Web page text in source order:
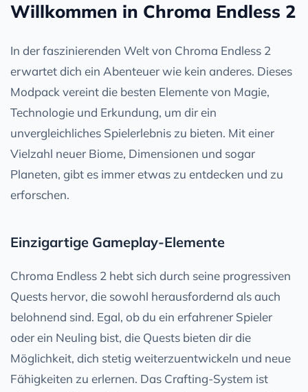
Willkommen in Chroma Endless 2
In der faszinierenden Welt von Chroma Endless 2
erwartet dich ein Abenteuer wie kein anderes. Dieses
Modpack vereint die besten Elemente von Magie,
Technologie und Erkundung, um dir ein
unvergleichliches Spielerlebnis zu bieten. Mit einer
Vielzahl neuer Biome, Dimensionen und sogar
Planeten, gibt es immer etwas zu entdecken und zu
erforschen.
Einzigartige Gameplay-Elemente
Chroma Endless 2 hebt sich durch seine progressiven
Quests hervor, die sowohl herausfordernd als auch
belohnend sind. Egal, ob du ein erfahrener Spieler
oder ein Neuling bist, die Quests bieten dir die
Möglichkeit, dich stetig weiterzuentwickeln und neue
Fähigkeiten zu erlernen. Das Crafting-System ist